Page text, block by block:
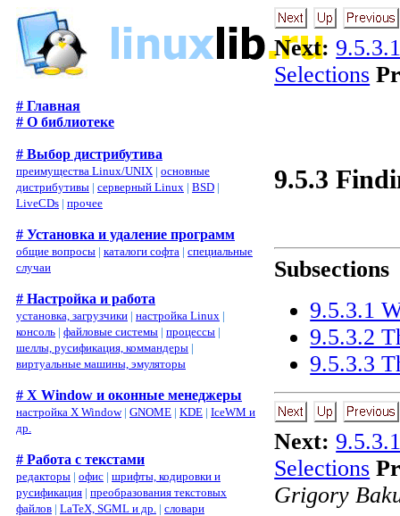
# Главная
# О библиотеке
# Выбор дистрибутива
преимущества Linux/UNIX | основные
дистрибутивы | серверный Linux | BSD |
LiveCDs | прочее
# Установка и удаление программ
общие вопросы | каталоги софта | специальные
случаи
# Настройка и работа
установка, загрузчики | настройка Linux |
консоль | файловые системы | процессы |
шеллы, русификация, коммандеры |
виртуальные машины, эмуляторы
# X Window и оконные менеджеры
настройка X Window| GNOME | KDE | IceWM и
др.
# Работа с текстами
редакторы | офис | шрифты, кодировки и
русификация | преобразования текстовых
файлов | LaTeX, SGML и др. | словари
Next:
Selections
9.5.3
Subsections
9.5.3.1
9.5.3.2
9.5.3.3
Next:
Selections
Grigory